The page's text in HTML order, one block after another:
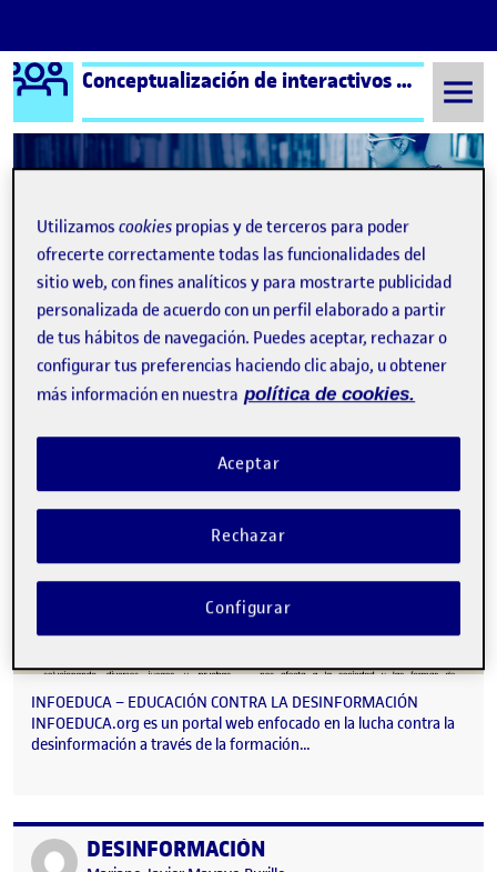
Saltar al contenido
Logo Ágora Conceptualización de interactivos – Aula 1
Semestre 20241 - Aula 1 bulos
bulos
Publicado porINFOEDUCA.org
Publicado por
Mariano Javier Mayayo Burillo
Visibilidad:
Pública -Fecha de publicación
9 Ene 20255 febrero, 2025 8:27 pm
-comentarioen INFOEDUCA.org
INFOEDUCA – EDUCACIÓN CONTRA LA DESINFORMACIÓN
INFOEDUCA.org es un portal web enfocado en la lucha contra la
desinformación a través de la formación…
Publicado porDESINFORMACIÓN
Utilizamoscookies propias y de terceros para poder
ofrecerte correctamente todas las funcionalidades del
sitio web, con fines analíticos y para mostrarte publicidad
personalizada de acuerdo con un perfil elaborado a partir
de tus hábitos de navegación. Puedes aceptar, rechazar o
configurar tus preferencias haciendo clic abajo, u obtener
más información en nuestra política de cookies.
Rechazar
Aceptar
Configurar